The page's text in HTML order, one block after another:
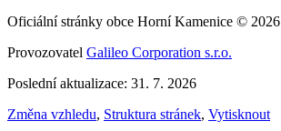
Oficiální stránky obce Horní Kamenice © 2026
Provozovatel Galileo Corporation s.r.o.
Poslední aktualizace: 31. 7. 2026
Změna vzhledu, Struktura stránek, Vytisknout